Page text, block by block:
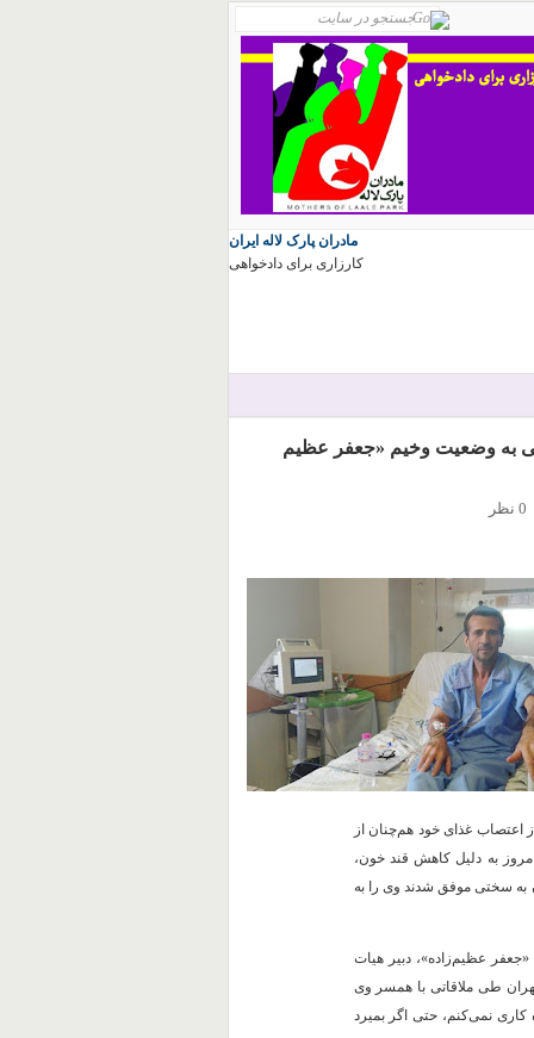
مادران پارک لاله ایران
کارزاری برای دادخواهی
به وضعیت وخیم «جعفر عظیم
0 نظر
غذای خود هم‌چنان از
به دلیل کاهش قند خون،
سختی موفق شدند وی را به
عظیم‌زاده»، دبیر هیات
طی ملاقاتی با همسر وی
نمی‌کنم، حتی اگر بمیرد